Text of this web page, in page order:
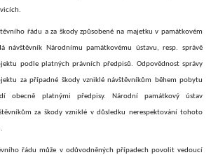
řádu a za škody způsobené na majetku v památkovém
návštěvník Národnímu památkovému ústavu, resp. správě
podle platných právních předpisů. Odpovědnost správy
za případné škody vzniklé návštěvníkům během pobytu
obecně platnými předpisy. Národní památkový ústav
za škody vzniklé v důsledku nerespektování tohoto
řádu může v odůvodněných případech povolit vedoucí